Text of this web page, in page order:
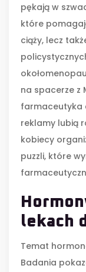
pękają w
które
ciąży, lecz
na spacerze z
farmaceutyka
reklamy lubią
kobiecy
puzzli, które
lekach
Temat
Badania